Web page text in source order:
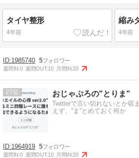
タイヤ整形
4年前
縮み
4年前
1985740 5
週間IN:0 週間OUT:10 月間IN:20
27 おじゃぷろの"とりま"
Twitterで言い切れないとか収
えず、”ま”とめておく何か
1964919 5
週間IN:0 週間OUT:10 月間IN:20